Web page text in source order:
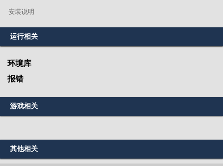
安装说明
运行相关
环境库
报错
游戏相关
其他相关